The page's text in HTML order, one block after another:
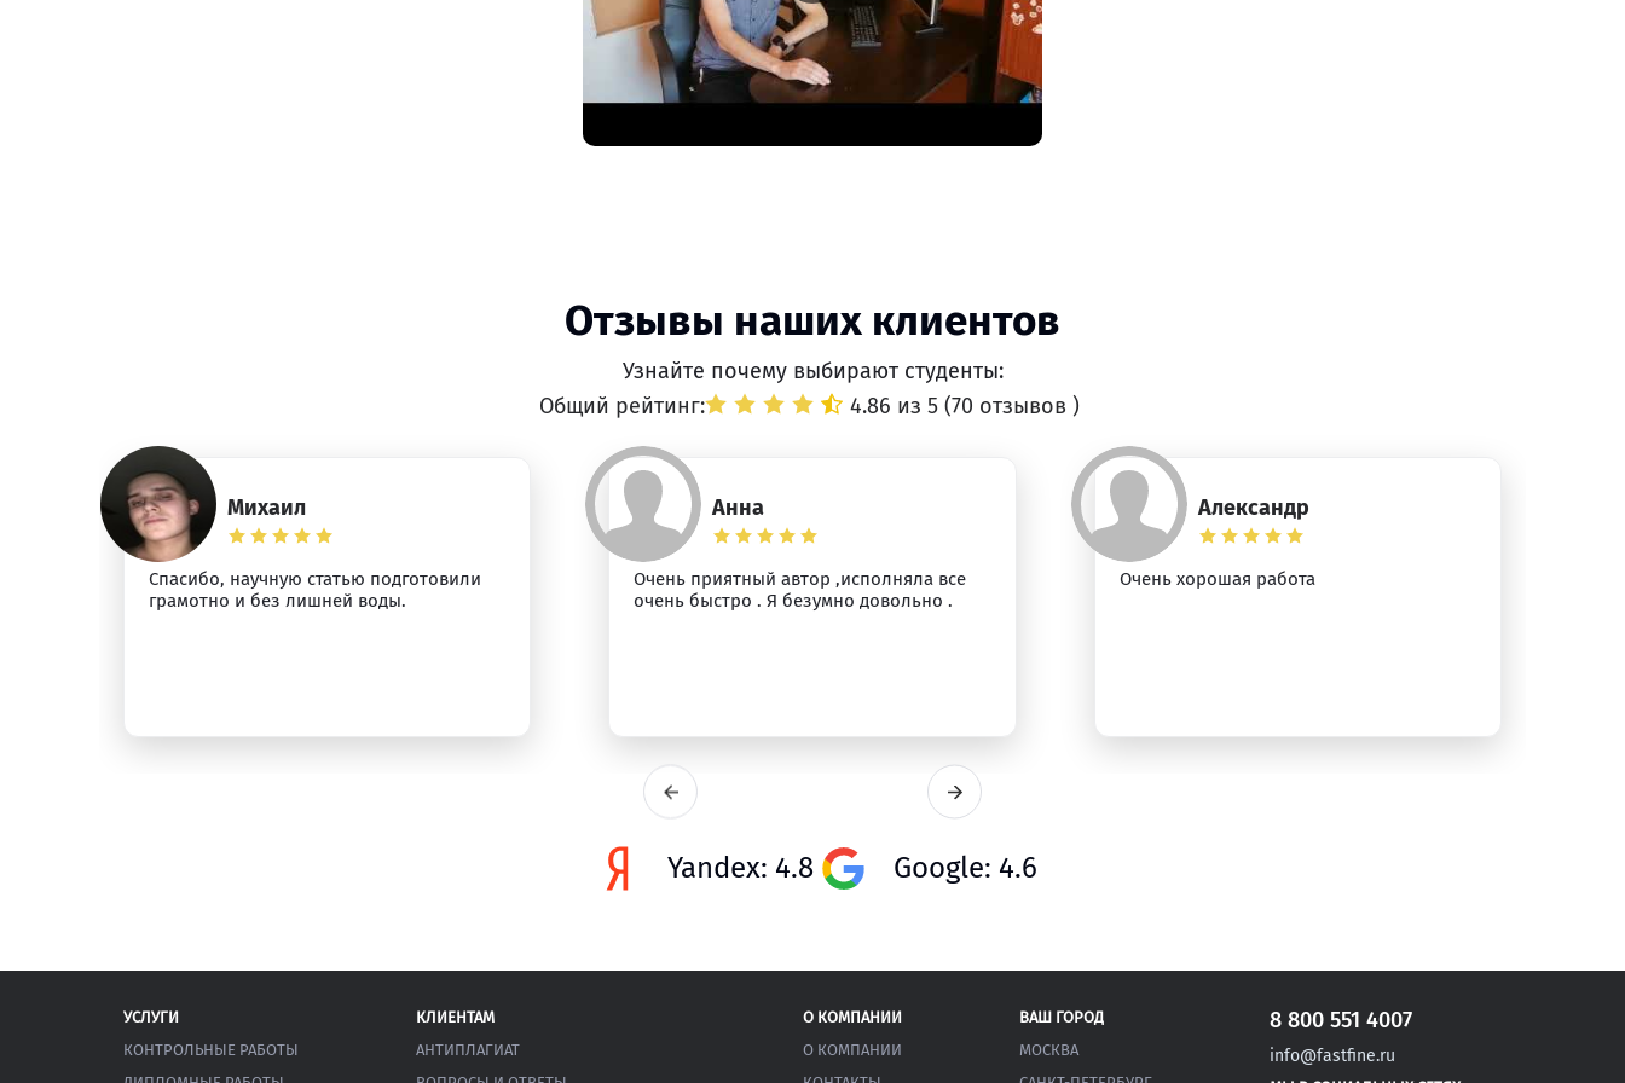
Отзывы наших клиентов
Узнайте почему выбирают студенты:
Общий рейтинг:
4.86 из 5 (70 отзывов )
Михаил
Спасибо, научную статью подготовили
грамотно и без лишней воды.
Анна
Очень приятный автор ,исполняла все
очень быстро . Я безумно довольно .
Александр
Очень хорошая работа
Yandex: 4.8 Google: 4.6
УСЛУГИ
КОНТРОЛЬНЫЕ РАБОТЫ
КЛИЕНТАМ
АНТИПЛАГИАТ
О КОМПАНИИ
О КОМПАНИИ
ВАШ ГОРОД
МОСКВА
8 800 551 4007
info@fastfine.ru